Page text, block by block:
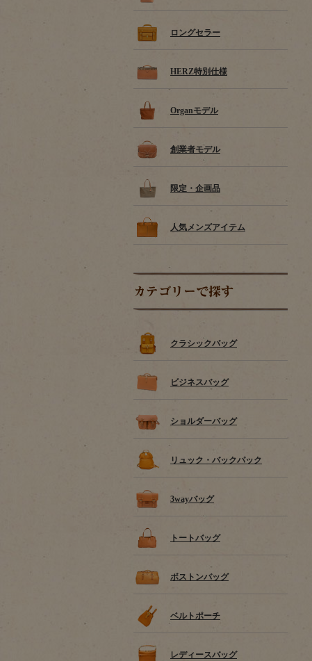
ロングセラー
HERZ特別仕様
Organモデル
創業者モデル
限定・企画品
人気メンズアイテム
カテゴリーで探す
クラシックバッグ
ビジネスバッグ
ショルダーバッグ
リュック・バックパック
3wayバッグ
トートバッグ
ボストンバッグ
ベルトポーチ
レディースバッグ